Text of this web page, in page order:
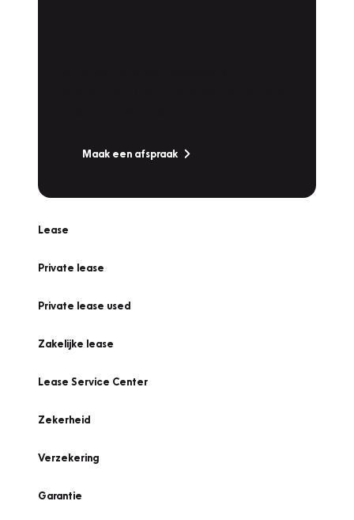
Maak een afspraak
Lease
Private lease
Private lease used
Zakelijke lease
Lease Service Center
Zekerheid
Verzekering
Garantie